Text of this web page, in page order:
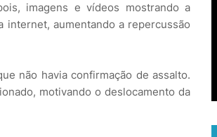
imagens e vídeos mostrando a
internet, aumentando a repercussão
não havia confirmação de assalto.
motivando o deslocamento da